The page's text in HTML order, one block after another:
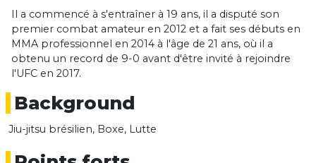
Il a commencé à s'entraîner à 19 ans, il a disputé son
premier combat amateur en 2012 et a fait ses débuts en
MMA professionnel en 2014 à l'âge de 21 ans, où il a
obtenu un record de 9-0 avant d'être invité à rejoindre
l'UFC en 2017.
Background
Jiu-jitsu brésilien, Boxe, Lutte